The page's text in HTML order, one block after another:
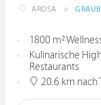
AROSA >
1800 m²
Kulinarische
Restaurants
20.6 km nach